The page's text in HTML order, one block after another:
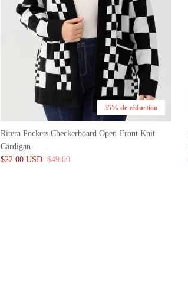
55% de réduction
Ritera Pockets Checkerboard Open-Front Knit
Cardigan
$22.00 USD $49.00